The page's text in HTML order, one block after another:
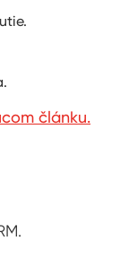
článku.